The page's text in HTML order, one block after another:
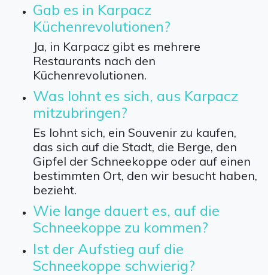
Gab es in Karpacz
Küchenrevolutionen?
Ja, in Karpacz gibt es mehrere
Restaurants nach den
Küchenrevolutionen.
Was lohnt es sich, aus Karpacz
mitzubringen?
Es lohnt sich, ein Souvenir zu kaufen,
das sich auf die Stadt, die Berge, den
Gipfel der Schneekoppe oder auf einen
bestimmten Ort, den wir besucht haben,
bezieht.
Wie lange dauert es, auf die
Schneekoppe zu kommen?
Ist der Aufstieg auf die
Schneekoppe schwierig?